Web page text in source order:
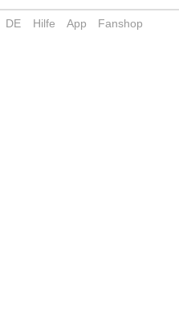
DE Hilfe App Fanshop